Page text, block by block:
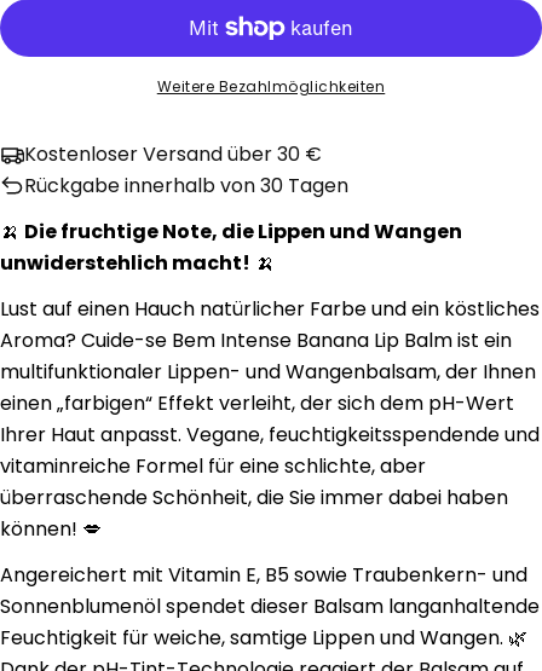
Weitere Bezahlmöglichkeiten
Kostenloser Versand über 30 €
Rückgabe innerhalb von 30 Tagen
🍌 Die fruchtige Note, die Lippen und Wangen
unwiderstehlich macht! 🍌
Lust auf einen Hauch natürlicher Farbe und ein köstliches
Aroma? Cuide-se Bem Intense Banana Lip Balm ist ein
multifunktionaler Lippen- und Wangenbalsam, der Ihnen
einen „farbigen“ Effekt verleiht, der sich dem pH-Wert
Ihrer Haut anpasst. Vegane, feuchtigkeitsspendende und
vitaminreiche Formel für eine schlichte, aber
überraschende Schönheit, die Sie immer dabei haben
können! 💋
Angereichert mit Vitamin E, B5 sowie Traubenkern- und
Sonnenblumenöl spendet dieser Balsam langanhaltende
Feuchtigkeit für weiche, samtige Lippen und Wangen. 🌿